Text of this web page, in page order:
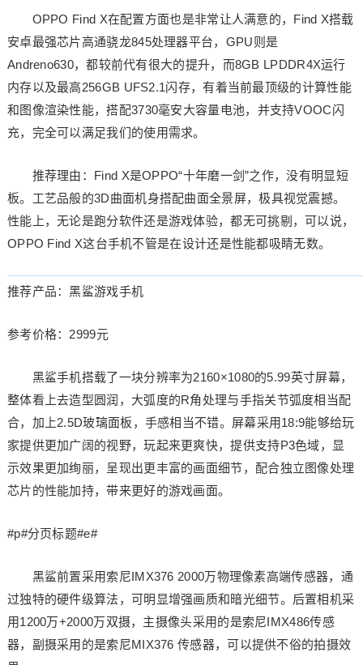
OPPO Find X在配置方面也是非常让人满意的，Find X搭载
安卓最强芯片高通骁龙845处理器平台，GPU则是
Andreno630，都较前代有很大的提升，而8GB LPDDR4X运行
内存以及最高256GB UFS2.1闪存，有着当前最顶级的计算性能
和图像渲染性能，搭配3730毫安大容量电池，并支持VOOC闪
充，完全可以满足我们的使用需求。
推荐理由：Find X是OPPO“十年磨一剑”之作，没有明显短
板。工艺品般的3D曲面机身搭配曲面全景屏，极具视觉震撼。
性能上，无论是跑分软件还是游戏体验，都无可挑剔，可以说，
OPPO Find X这台手机不管是在设计还是性能都吸睛无数。
推荐产品：黑鲨游戏手机
参考价格：2999元
黑鲨手机搭载了一块分辨率为2160×1080的5.99英寸屏幕，
整体看上去造型圆润，大弧度的R角处理与手指关节弧度相当配
合，加上2.5D玻璃面板，手感相当不错。屏幕采用18:9能够给玩
家提供更加广阔的视野，玩起来更爽快，提供支持P3色域，显
示效果更加绚丽，呈现出更丰富的画面细节，配合独立图像处理
芯片的性能加持，带来更好的游戏画面。
#p#分页标题#e#
黑鲨前置采用索尼IMX376 2000万物理像素高端传感器，通
过独特的硬件级算法，可明显增强画质和暗光细节。后置相机采
用1200万+2000万双摄，主摄像头采用的是索尼IMX486传感
器，副摄采用的是索尼MIX376 传感器，可以提供不俗的拍摄效